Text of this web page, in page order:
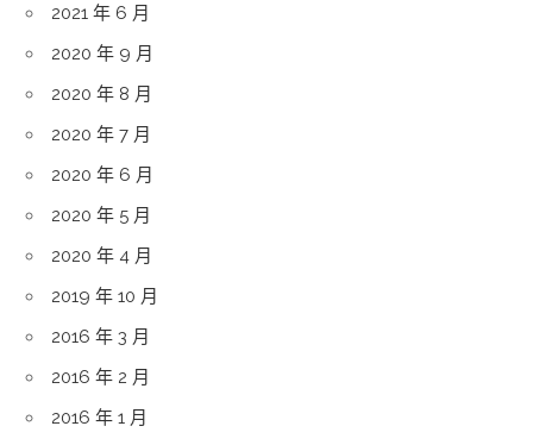
2021 年 6 月
2020 年 9 月
2020 年 8 月
2020 年 7 月
2020 年 6 月
2020 年 5 月
2020 年 4 月
2019 年 10 月
2016 年 3 月
2016 年 2 月
2016 年 1 月